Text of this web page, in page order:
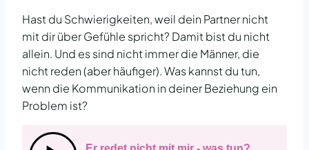
Hast du Schwierigkeiten, weil dein Partner nicht
mit dir über Gefühle spricht? Damit bist du nicht
allein. Und es sind nicht immer die Männer, die
nicht reden (aber häufiger). Was kannst du tun,
wenn die Kommunikation in deiner Beziehung ein
Problem ist?